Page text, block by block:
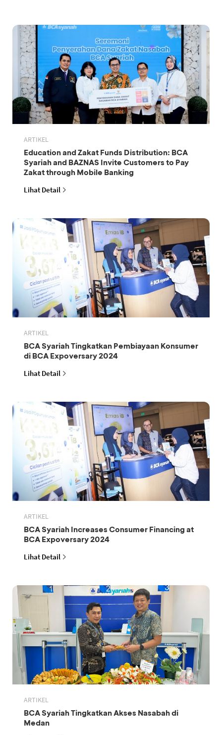
ARTIKEL
Education and Zakat Funds Distribution: BCA
Syariah and BAZNAS Invite Customers to Pay
Zakat through Mobile Banking
Lihat Detail
ARTIKEL
BCA Syariah Tingkatkan Pembiayaan Konsumer
di BCA Expoversary 2024
Lihat Detail
ARTIKEL
BCA Syariah Increases Consumer Financing at
BCA Expoversary 2024
Lihat Detail
ARTIKEL
BCA Syariah Tingkatkan Akses Nasabah di
Medan